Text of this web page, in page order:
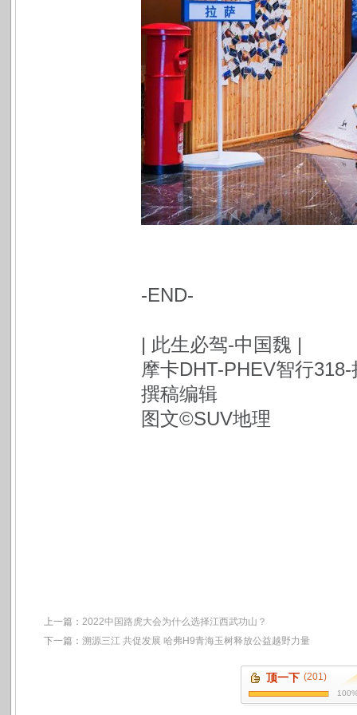
-END-
| 此生必驾-中国魏 |
摩卡DHT-PHEV智行
撰稿编辑
图文©SUV地理
上一篇： 2022中国路虎大会为什么选择江西武功山？
下一篇： 溯源三江 共促发展 哈弗H9青海玉树释放公益越野力量
顶一下 (201)